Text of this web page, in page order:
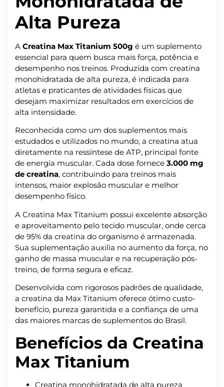
Alta Pureza
A Creatina Max Titanium 500g é um suplemento
essencial para quem busca mais força, potência e
desempenho nos treinos. Produzida com creatina
monohidratada de alta pureza, é indicada para
atletas e praticantes de atividades físicas que
desejam maximizar resultados em exercícios de
alta intensidade.
Reconhecida como um dos suplementos mais
estudados e utilizados no mundo, a creatina atua
diretamente na ressíntese de ATP, principal fonte
de energia muscular. Cada dose fornece 3.000 mg
de creatina, contribuindo para treinos mais
intensos, maior explosão muscular e melhor
desempenho físico.
A Creatina Max Titanium possui excelente absorção
e aproveitamento pelo tecido muscular, onde cerca
de 95% da creatina do organismo é armazenada.
Sua suplementação auxilia no aumento da força, no
ganho de massa muscular e na recuperação pós-
treino, de forma segura e eficaz.
Desenvolvida com rigorosos padrões de qualidade,
a creatina da Max Titanium oferece ótimo custo-
benefício, pureza garantida e a confiança de uma
das maiores marcas de suplementos do Brasil.
Benefícios da Creatina
Max Titanium
Creatina monohidratada de alta pureza